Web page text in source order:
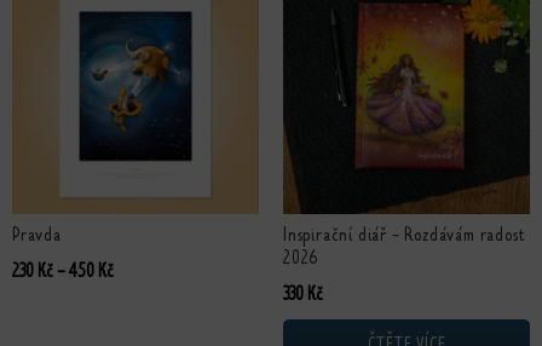
Pravda
230 Kč –450 KčRozpětí cen: 230 Kč až 450 Kč
Inspirační diář - Rozdávám radost
2026
330 Kč